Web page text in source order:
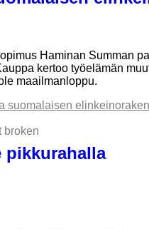
Haminan Summan
kertoo työelämän
maailmanloppu.
suomalaisen
broken
pikkurahalla